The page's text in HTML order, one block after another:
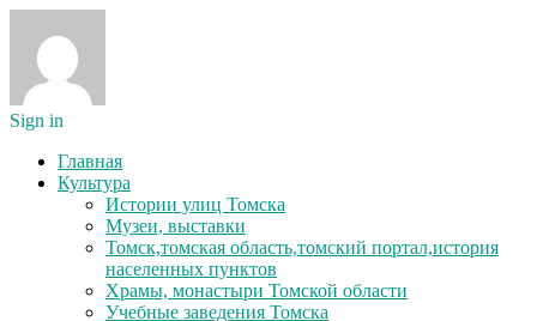
Sign in
Главная
Культура
Истории улиц Томска
Музеи, выставки
Томск,томская область,томский портал,история
населенных пунктов
Храмы, монастыри Томской области
Учебные заведения Томска